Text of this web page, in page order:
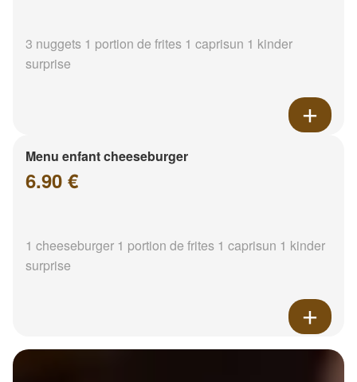
3 nuggets 1 portion de frites 1 caprisun 1 kinder
surprise
Menu enfant cheeseburger
6.90 €
1 cheeseburger 1 portion de frites 1 caprisun 1 kinder
surprise